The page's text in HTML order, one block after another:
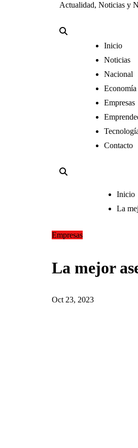
Actualidad, Noticias y
Inicio
Noticias
Nacional
Economía
Empresas
Contacto
Inicio
La
Empresas
La mejor
Oct 23, 2023